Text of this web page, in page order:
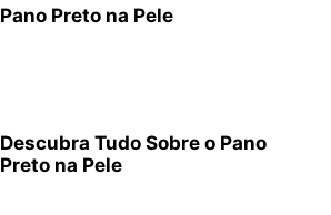
Pano Preto na Pele
Descubra Tudo Sobre o Pano
Preto na Pele